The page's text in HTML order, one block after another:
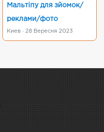
Мальтіпу для зйомок/
реклами/фото
Киев · 28 Вересня 2023